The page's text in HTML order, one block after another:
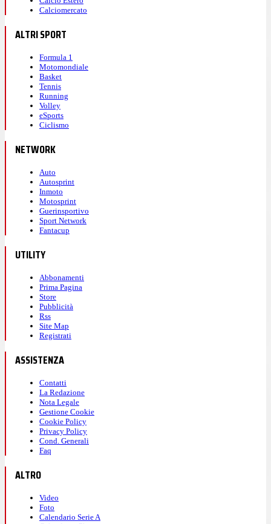
Calciomercato
ALTRI SPORT
Formula 1
Motomondiale
Basket
Tennis
Running
Volley
eSports
Ciclismo
NETWORK
Auto
Autosprint
Inmoto
Motosprint
Guerinsportivo
Sport Network
Fantacup
UTILITY
Abbonamenti
Prima Pagina
Store
Pubblicità
Rss
Site Map
Registrati
ASSISTENZA
Contatti
La Redazione
Nota Legale
Gestione Cookie
Cookie Policy
Privacy Policy
Cond. Generali
Faq
ALTRO
Video
Foto
Calendario Serie A